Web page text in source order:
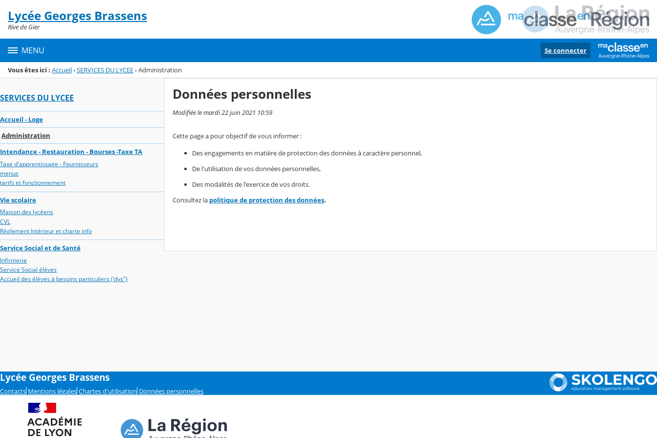
Menu de la rubrique
Contenu
Lycée Georges Brassens
Rive de Gier
MENU Se connecter
Vous êtes ici : Accueil›SERVICES DU LYCEE›Administration
SERVICES DU LYCEE
Accueil - Loge
Administration
Intendance - Restauration - Bourses -Taxe TA
Taxe d'apprentissage - Fournisseurs
menus
tarifs et fonctionnement
Vie scolaire
Maison des lycéens
CVL
Réglement Intérieur et charte info
Service Social et de Santé
Infirmerie
Service Social élèves
Accueil des élèves à besoins particuliers ('dys")
Données personnelles
Modifiée le mardi 22 juin 2021 10:59
Cette page a pour objectif de vous informer :
Des engagements en matière de protection des données à caractère personnel,
De l'utilisation de vos données personnelles,
Des modalités de l'exercice de vos droits.
Consultez la politique de protection des données.
Lycée Georges Brassens
Contacts Mentions légales Chartes d'utilisation Données personnelles